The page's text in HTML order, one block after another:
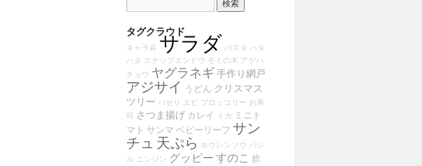
タグクラウド
キャラ弁 サラダ パスタ ハタ
ハタ スナップエンドウ モミの木 アゲハ
チョウ ヤグラネギ手作り網戸
アジサイ うどん クリスマス
ツリー パセリ エビ ブロッコリー お寿
司
さつま揚げ カレイ イカ
ミニト
マト サンマ ベビーリーフ サン
チュ 天ぷら ホウレンソウ バジ
ル ニンジン グッピー すのこ 炊